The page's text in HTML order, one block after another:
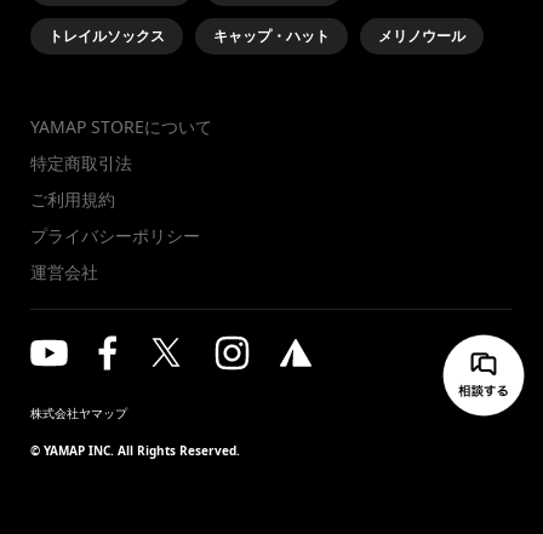
トレイルソックス キャップ・ハット メリノウール
YAMAP STOREについて
特定商取引法
ご利用規約
プライバシーポリシー
運営会社
株式会社ヤマップ
© YAMAP INC. All Rights Reserved.